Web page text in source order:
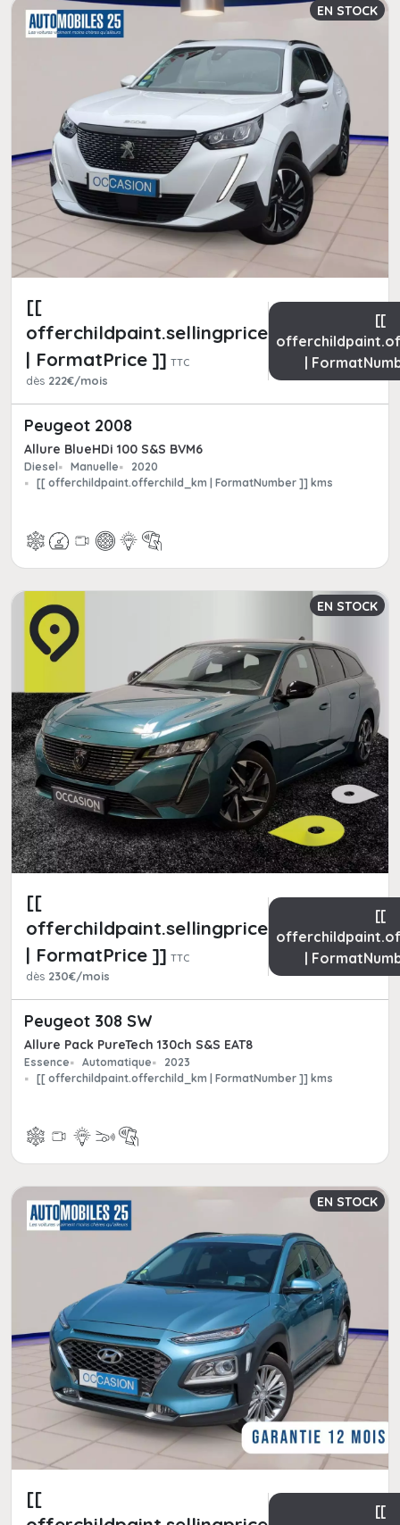
EN STOCK
[[
offerchildpaint.sellingpricepart_ttc
| FormatPrice ]] TTC
dès 222€/mois
[[
|
Peugeot 2008
Allure BlueHDi 100 S&S BVM6
Diesel Manuelle
2020
[[ offerchildpaint.offerchild_km | FormatNumber ]] kms
EN STOCK
[[
offerchildpaint.sellingpricepart_ttc
| FormatPrice ]] TTC
dès 230€/mois
[[
|
Peugeot 308 SW
Allure Pack PureTech 130ch S&S EAT8
Essence Automatique
2023
[[ offerchildpaint.offerchild_km | FormatNumber ]] kms
EN STOCK
[[
[[